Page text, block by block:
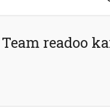
Team readoo